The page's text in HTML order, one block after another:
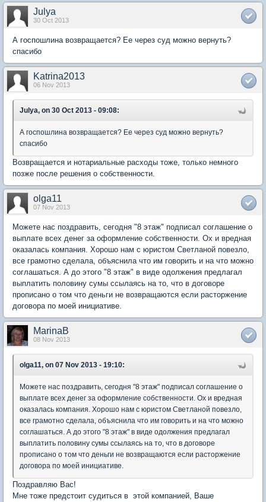
Julya
30 Oct 2013
А госпошлина возвращается? Ее через суд можно вернуть?
спасибо
Katrina2013
06 Nov 2013
Julya, on 30 Oct 2013 - 09:08:
А госпошлина возвращается? Ее через суд можно вернуть?
спасибо
Возвращается и нотариальные расходы тоже, только немного
позже после решения о собственности.
olga11
07 Nov 2013
Можете нас поздравить, сегодня "8 этаж" подписал соглашение о
выплате всех денег за оформление собственности. Ох и вредная
оказалась компания. Хорошо нам с юристом Светланой повезло,
все грамотно сделала, объяснила что им говорить и на что можно
соглашаться. А до этого "8 этаж" в виде одолжения предлагал
выплатить половину сумы ссылаясь на то, что в договоре
прописано о том что деньги не возвращаются если расторжение
договора по моей инициативе.
MarinaB
08 Nov 2013
olga11, on 07 Nov 2013 - 19:10:
Можете нас поздравить, сегодня "8 этаж" подписал соглашение о
выплате всех денег за оформление собственности. Ох и вредная
оказалась компания. Хорошо нам с юристом Светланой повезло,
все грамотно сделала, объяснила что им говорить и на что можно
соглашаться. А до этого "8 этаж" в виде одолжения предлагал
выплатить половину сумы ссылаясь на то, что в договоре
прописано о том что деньги не возвращаются если расторжение
договора по моей инициативе.
Поздравляю Вас!
Мне тоже предстоит судиться в этой компанией, Ваше